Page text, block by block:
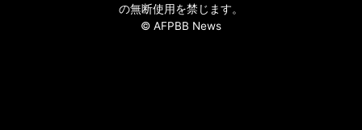
の無断使用を禁じます。
© AFPBB News